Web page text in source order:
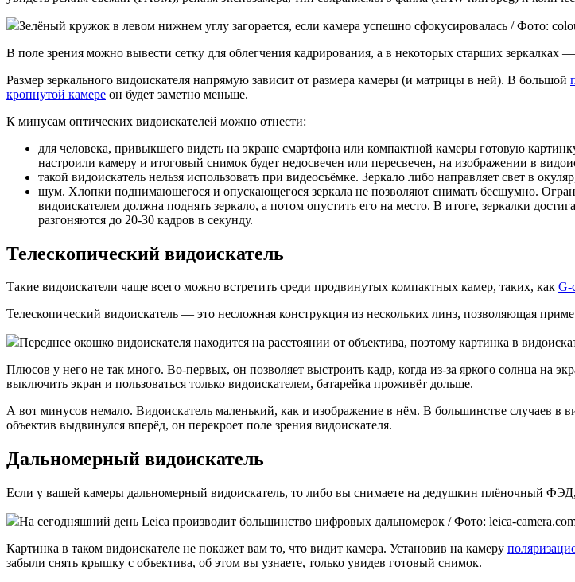
Зелёный кружок в левом нижнем углу загорается, если камера успешно сфокусировалась / Фото:
В поле зрения можно вывести сетку для облегчения кадрирования, а в некоторых старших
Размер зеркального видоискателя напрямую зависит от размера камеры (и матрицы в ней). В большой
кропнутой камере он будет заметно меньше.
К минусам оптических видоискателей можно отнести:
для человека, привыкшего видеть на экране смартфона или компактной камеры готовую
настроили камеру и итоговый снимок будет недосвечен или пересвечен, на изображении в
такой видоискатель нельзя использовать при видеосъёмке. Зеркало либо направляет свет в
шум. Хлопки поднимающегося и опускающегося зеркала не позволяют снимать бесшумно.
видоискателем должна поднять зеркало, а потом опустить его на место. В итоге, зеркалки
разгоняются до 20-30 кадров в секунду.
Телескопический видоискатель
Такие видоискатели чаще всего можно встретить среди продвинутых компактных камер, таких, как G-
Телескопический видоискатель — это несложная конструкция из нескольких линз, позволяющая
Переднее окошко видоискателя находится на расстоянии от объектива, поэтому картинка в
Плюсов у него не так много. Во-первых, он позволяет выстроить кадр, когда из-за яркого солнца на
выключить экран и пользоваться только видоискателем, батарейка проживёт дольше.
А вот минусов немало. Видоискатель маленький, как и изображение в нём. В большинстве случаев
объектив выдвинулся вперёд, он перекроет поле зрения видоискателя.
Дальномерный видоискатель
Если у вашей камеры дальномерный видоискатель, то либо вы снимаете на дедушкин плёночный
На сегодняшний день Leica производит большинство цифровых дальномерок / Фото: leica-
Картинка в таком видоискателе не покажет вам то, что видит камера. Установив на камеру
забыли снять крышку с объектива, об этом вы узнаете, только увидев готовый снимок.